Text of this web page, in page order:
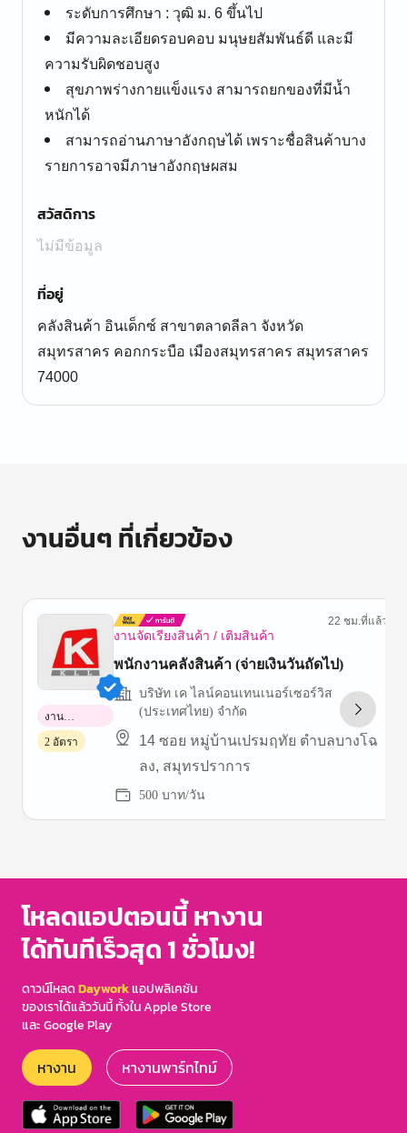
ระดับการศึกษา : วุฒิ ม. 6 ขึ้นไป
มีความละเอียดรอบคอบ มนุษยสัมพันธ์ดี และมี
ความรับผิดชอบสูง
สุขภาพร่างกายแข็งแรง สามารถยกของที่มีน้ำ
หนักได้
สามารถอ่านภาษาอังกฤษได้ เพราะชื่อสินค้าบาง
รายการอาจมีภาษาอังกฤษผสม
สวัสดิการ
ไม่มีข้อมูล
ที่อยู่
คลังสินค้า อินเด็กซ์ สาขาตลาดลีลา จังหวัด
สมุทรสาคร คอกกระบือ เมืองสมุทรสาคร สมุทรสาคร
74000
งานอื่นๆ ที่เกี่ยวข้อง
งานจัดเรียงสินค้า / เติมสินค้า
22 ชม.ที่แล้ว
พนักงานคลังสินค้า (จ่ายเงินวันถัดไป)
บริษัท เค ไลน์คอนเทนเนอร์เซอร์วิส
(ประเทศไทย) จำกัด
14 ซอย หมู่บ้านเปรมฤทัย ตำบลบางโฉ
ลง, สมุทรปราการ
500 บาท/วัน
งาน
พาร์ทไทม์
2 อัตรา
of
โหลดแอปตอนนี้ หางาน
ได้ทันทีเร็วสุด 1 ชั่วโมง!
ดาวน์โหลดDayworkแอปพลิเคชัน
ของเราได้แล้ววันนี้ ทั้งใน Apple Store
และ Google Play
หางาน หางานพาร์ทไทม์